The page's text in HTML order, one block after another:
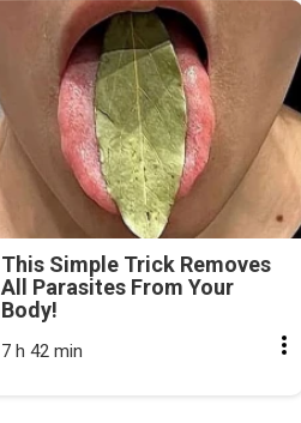
This Simple Trick Removes
All Parasites From Your
Body!
7 h 42 min